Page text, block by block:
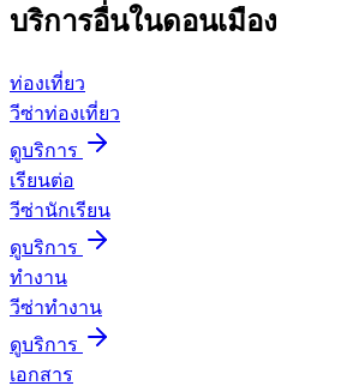
บริการอื่นในดอนเมือง
ท่องเที่ยว
วีซ่าท่องเที่ยว
ดูบริการ
เรียนต่อ
วีซ่านักเรียน
ดูบริการ
ทำงาน
วีซ่าทำงาน
ดูบริการ
เอกสาร